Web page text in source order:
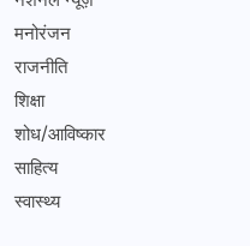
मनोरंजन
राजनीति
शिक्षा
शोध/आविष्कार
साहित्य
स्वास्थ्य